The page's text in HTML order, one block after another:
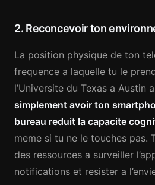
2. Reconcevoir ton
La position physique de ton
frequence a laquelle tu le
l’Universite du Texas a Austin
simplement avoir ton
bureau reduit la capacite
meme si tu ne le touches pas.
des ressources a surveiller
notifications et resister a